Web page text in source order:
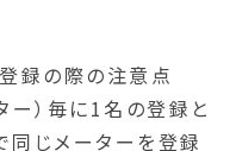
登録の際の注意点
ー）毎に1名の登録と
同じメーターを登録